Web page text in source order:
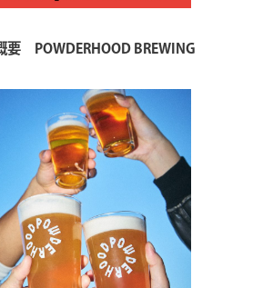
要 POWDERHOOD BREWING